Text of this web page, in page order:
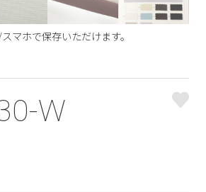
マホで保存いただけます。
W